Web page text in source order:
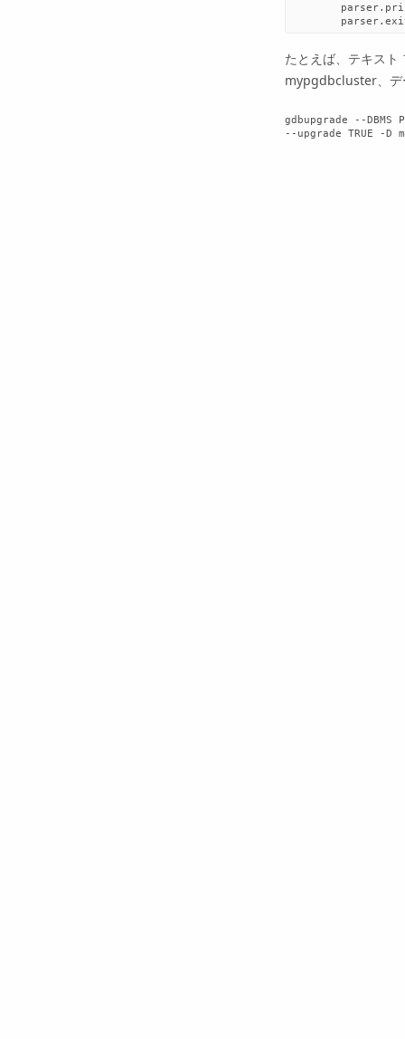
parser.
parser.
たとえば、テキス
mypgdbcluster、デ
gdbupgrade --DBMS
--upgrade TRUE -D